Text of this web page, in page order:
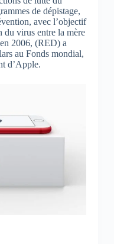
de dépistage,
avec l’objectif
du virus entre la mère
2006, (RED) a
au Fonds mondial,
d’Apple.